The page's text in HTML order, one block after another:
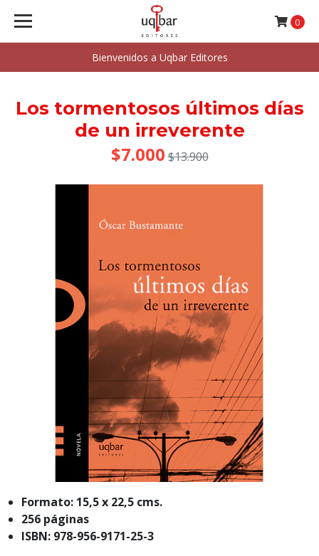
Bienvenidos a Uqbar Editores
0
Los tormentosos últimos días
de un irreverente
$7.000 $13.900
Formato: 15,5 x 22,5 cms.
256 páginas
ISBN: 978-956-9171-25-3